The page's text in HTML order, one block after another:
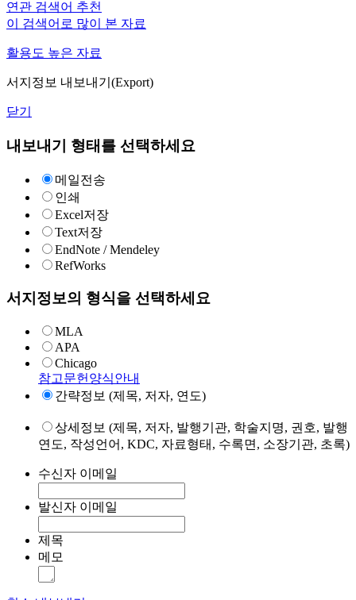
연관 검색어 추천
이 검색어로 많이 본 자료
활용도 높은 자료
서지정보 내보내기(Export)
닫기
내보내기 형태를 선택하세요
메일전송
인쇄
Excel저장
Text저장
EndNote / Mendeley
RefWorks
서지정보의 형식을 선택하세요
MLA
APA
Chicago
참고문헌양식안내
간략정보 (제목, 저자, 연도)
상세정보 (제목, 저자, 발행기관, 학술지명, 권호, 발행
연도, 작성언어, KDC, 자료형태, 수록면, 소장기관, 초록)
수신자 이메일
발신자 이메일
제목
메모